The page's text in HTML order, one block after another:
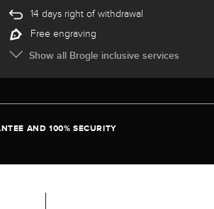
14 days right of withdrawal
Free engraving
Show all Brogle inclusive services
AND 100% SECURITY